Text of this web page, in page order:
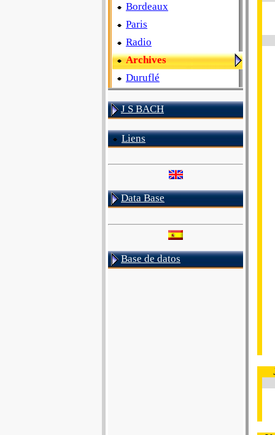
Bordeaux
Paris
Radio
Archives
Duruflé
J S BACH
Liens
Data Base
Base de datos